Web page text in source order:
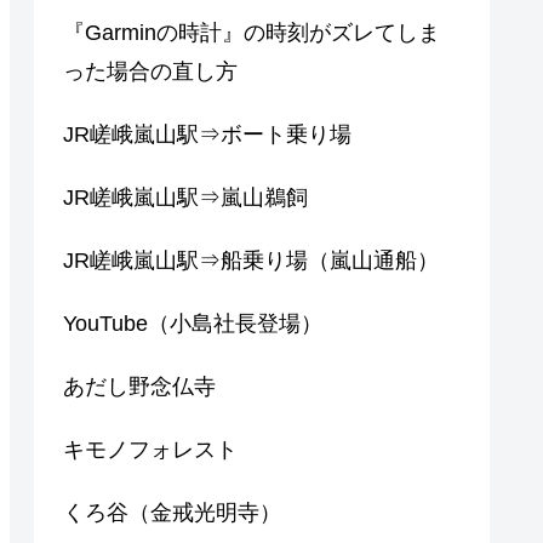
『Garminの時計』の時刻がズレてしま
った場合の直し方
JR嵯峨嵐山駅⇒ボート乗り場
JR嵯峨嵐山駅⇒嵐山鵜飼
JR嵯峨嵐山駅⇒船乗り場（嵐山通船）
YouTube（小島社長登場）
あだし野念仏寺
キモノフォレスト
くろ谷（金戒光明寺）